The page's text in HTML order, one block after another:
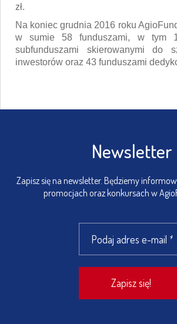
zł.
Na koniec grudnia 2016 roku
w sumie 58 funduszami, w tym
subfunduszami skierowanymi do
inwestorów oraz 43 funduszami
Newsletter
Zapisz się na newsletter. Będziemy
promocjach oraz konkursach w